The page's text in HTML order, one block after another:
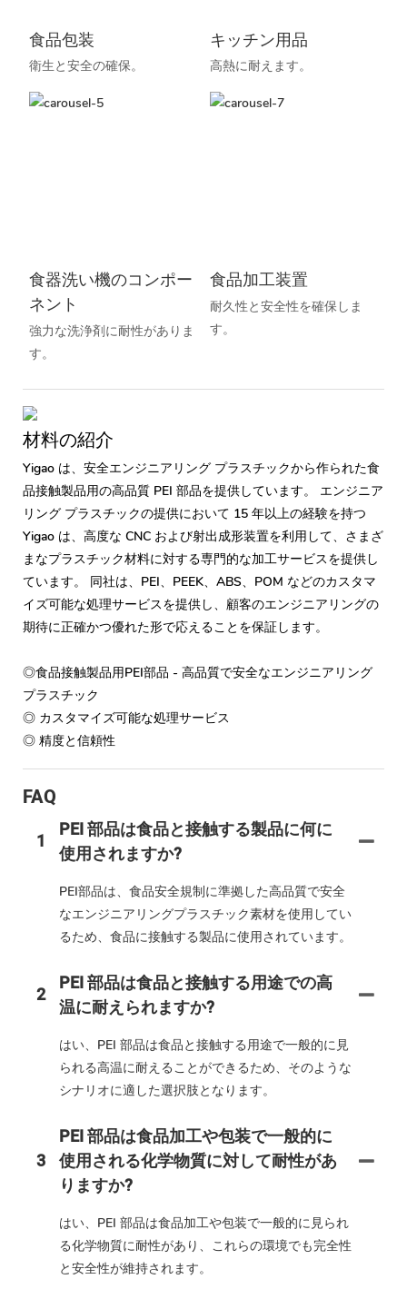
食品包装
衛生と安全の確保。
キッチン用品
高熱に耐えます。
食器洗い機のコンポー
ネント
強力な洗浄剤に耐性がありま
す。
食品加工装置
耐久性と安全性を確保しま
す。
材料の紹介
Yigao は、安全エンジニアリング プラスチックから作られた食
品接触製品用の高品質 PEI 部品を提供しています。 エンジニア
リング プラスチックの提供において 15 年以上の経験を持つ
Yigao は、高度な CNC および射出成形装置を利用して、さまざ
まなプラスチック材料に対する専門的な加工サービスを提供し
ています。 同社は、PEI、PEEK、ABS、POM などのカスタマ
イズ可能な処理サービスを提供し、顧客のエンジニアリングの
期待に正確かつ優れた形で応えることを保証します。
◎食品接触製品用PEI部品 - 高品質で安全なエンジニアリング
プラスチック
◎ カスタマイズ可能な処理サービス
◎ 精度と信頼性
FAQ
1
PEI 部品は食品と接触する製品に何に
使用されますか?
PEI部品は、食品安全規制に準拠した高品質で安全
なエンジニアリングプラスチック素材を使用してい
るため、食品に接触する製品に使用されています。
2 PEI 部品は食品と接触する用途での高
温に耐えられますか?
はい、PEI 部品は食品と接触する用途で一般的に見
られる高温に耐えることができるため、そのような
シナリオに適した選択肢となります。
3
PEI 部品は食品加工や包装で一般的に
使用される化学物質に対して耐性があ
りますか?
はい、PEI 部品は食品加工や包装で一般的に見られ
る化学物質に耐性があり、これらの環境でも完全性
と安全性が維持されます。